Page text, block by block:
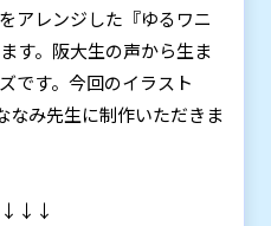
アレンジした『ゆるワニ
す。阪大生の声から生ま
です。今回のイラスト
なみ先生に制作いただきま
↓↓↓